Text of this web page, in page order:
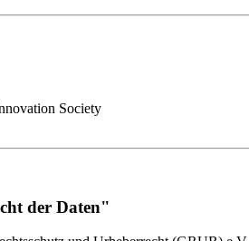
Society
der Daten"